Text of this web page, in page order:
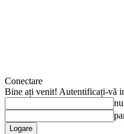
Conectare
Bine ați venit! Autentificați-vă